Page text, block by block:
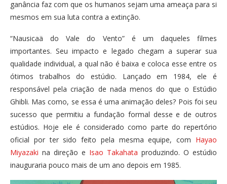
ganância faz com que os humanos sejam uma ameaça para si
mesmos em sua luta contra a extinção.
“Nausicaä do Vale do Vento” é um daqueles filmes
importantes. Seu impacto e legado chegam a superar sua
qualidade individual, a qual não é baixa e coloca esse entre os
ótimos trabalhos do estúdio. Lançado em 1984, ele é
responsável pela criação de nada menos do que o Estúdio
Ghibli. Mas como, se essa é uma animação deles? Pois foi seu
sucesso que permitiu a fundação formal desse e de outros
estúdios. Hoje ele é considerado como parte do repertório
oficial por ter sido feito pela mesma equipe, com Hayao
Miyazaki na direção e Isao Takahata produzindo. O estúdio
inauguraria pouco mais de um ano depois em 1985.